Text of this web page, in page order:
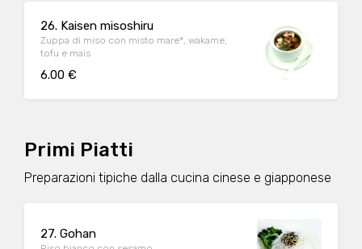
26. Kaisen misoshiru
Zuppa di miso con misto mare*, wakame,
tofu e mais
6.00 €
Primi Piatti
Preparazioni tipiche dalla cucina cinese e giapponese
27. Gohan